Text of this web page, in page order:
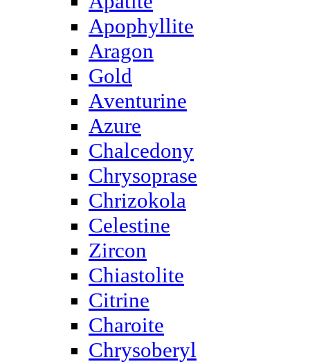
Apophyllite
Aragon
Gold
Аventurine
Azure
Chalcedony
Chrysoprase
Chrizokola
Celestine
Zircon
Chiastolite
Citrine
Charoite
Chrysoberyl